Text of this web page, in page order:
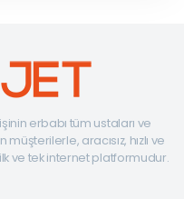
işinin erbabı tüm ustaları ve
aracısız, hızlı ve
ve tek internet platformudur.